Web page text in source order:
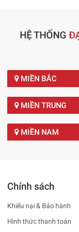
HỆ THỐNG
MIỀN BẮC
MIỀN TRUNG
MIỀN NAM
Chính sách
Khiếu nại & Bảo hành
Hình thức thanh toán